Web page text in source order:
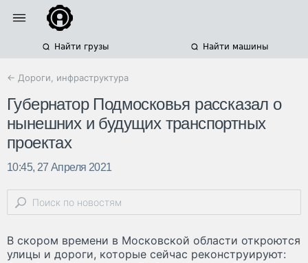
Найти грузы Найти машины
← Дороги, инфраструктура
Губернатор Подмосковья рассказал о
нынешних и будущих транспортных
проектах
10:45, 27 Апреля 2021
В скором времени в Московской области откроются
улицы и дороги, которые сейчас реконструируют: